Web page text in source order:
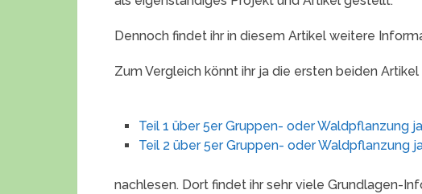
Dennoch findet ihr in diesem Artikel weitere
Zum Vergleich könnt ihr ja die ersten beiden Artikel
Teil 1 über 5er Gruppen- oder Waldpflanzung
Teil 2 über 5er Gruppen- oder Waldpflanzung
nachlesen. Dort findet ihr sehr viele Grundlagen-